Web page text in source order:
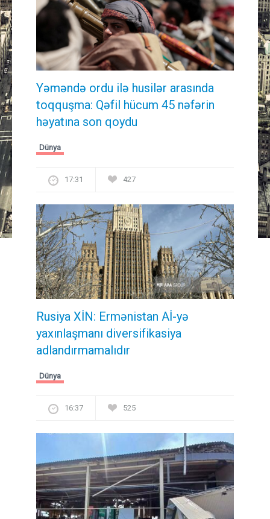
Yəməndə ordu ilə husilər arasında
toqquşma: Qəfil hücum 45 nəfərin
həyatına son qoydu
Dünya
17:31 427
Rusiya XİN: Ermənistan Aİ-yə
yaxınlaşmanı diversifikasiya
adlandırmamalıdır
Dünya
16:37 525